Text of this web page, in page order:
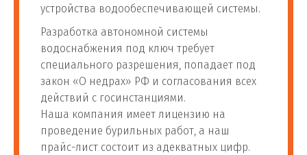
устройства водообеспечивающей системы.
Разработка автономной системы
водоснабжения под ключ требует
специального разрешения, попадает под
закон «О недрах» РФ и согласования всех
действий с госинстанциями.
Наша компания имеет лицензию на
проведение бурильных работ, а наш
прайс-лист состоит из адекватных цифр.